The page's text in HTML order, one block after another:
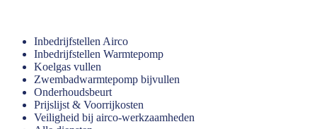
Inbedrijfstellen Airco
Inbedrijfstellen Warmtepomp
Koelgas vullen
Zwembadwarmtepomp bijvullen
Onderhoudsbeurt
Prijslijst & Voorrijkosten
Veiligheid bij airco-werkzaamheden